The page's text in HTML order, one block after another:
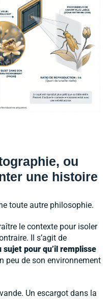
ou
une histoire
toute autre philosophie.
le contexte pour isoler
Il s’agit de
pour qu’il remplisse
peu de son environnement
Un escargot dans la